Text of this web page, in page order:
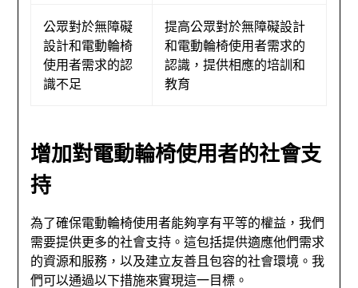
公眾對於無障礙
設計和電動輪椅
使用者需求的認
識不足
提高公眾對於無障礙設計
和電動輪椅使用者需求的
認識，提供相應的培訓和
教育
增加對電動輪椅使用者的社會支
持
為了確保電動輪椅使用者能夠享有平等的權益，我們
需要提供更多的社會支持。這包括提供適應他們需求
的資源和服務，以及建立友善且包容的社會環境。我
們可以通過以下措施來實現這一目標。